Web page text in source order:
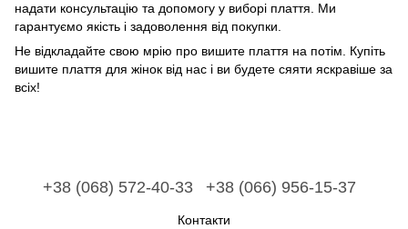
надати консультацію та допомогу у виборі плаття. Ми
гарантуємо якість і задоволення від покупки.
Не відкладайте свою мрію про вишите плаття на потім. Купіть
вишите плаття для жінок від нас і ви будете сяяти яскравіше за
всіх!
+38 (068) 572-40-33 +38 (066) 956-15-37
Контакти